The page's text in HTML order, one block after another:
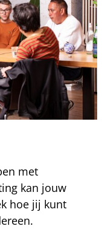
met
kan jouw
hoe jij kunt